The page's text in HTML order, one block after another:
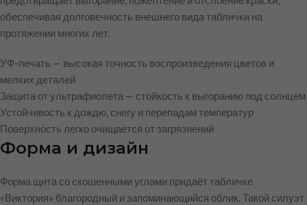
обеспечивая долговечность внешнего вида таблички на
протяжении многих лет.
УФ-печать — высокая точность воспроизведения цветов и
мелких деталей
Защита от ультрафиолета — стойкость к выгоранию под солнцем
Устойчивость к дождю, снегу и перепадам температур
Поверхность легко очищается от загрязнений
Форма и дизайн
Форма щита со скошенными углами придаёт табличке
«Виктория» благородный и запоминающийся облик. Такой силуэт